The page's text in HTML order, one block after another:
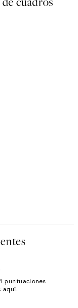
puntuaciones.
aquí.